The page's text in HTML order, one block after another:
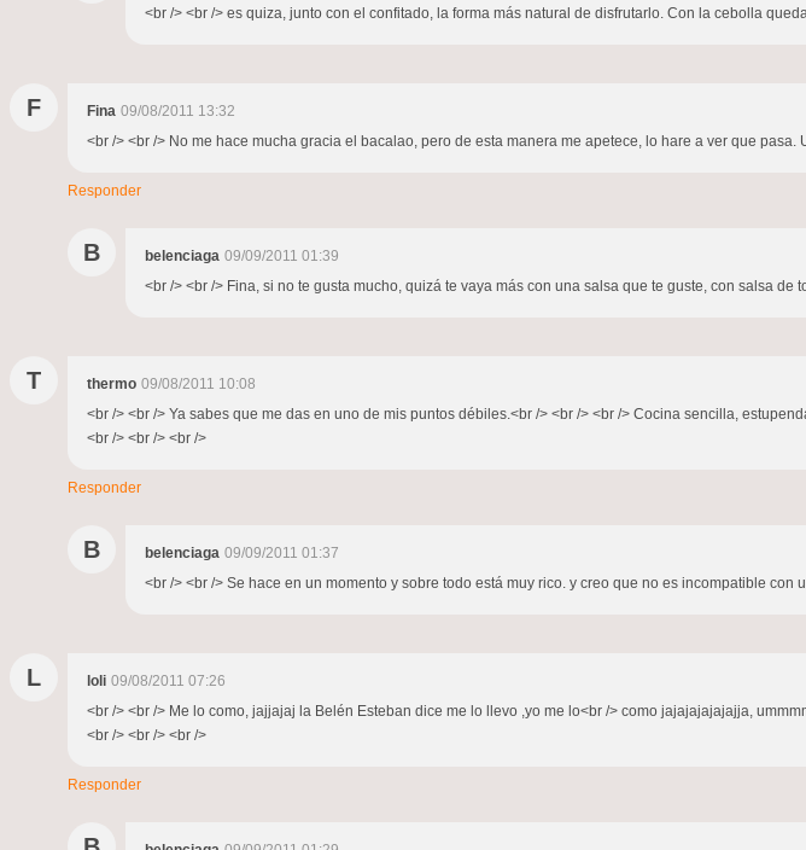
<br /> <br /> es quiza, junto con el confitado, la forma más natural de disfrutarlo. Con la cebolla
F Fina 09/08/2011 13:32
<br /> <br /> No me hace mucha gracia el bacalao, pero de esta manera me apetece, lo hare a ver que pasa.
Responder
B belenciaga 09/09/2011 01:39
<br /> <br /> Fina, si no te gusta mucho, quizá te vaya más con una salsa que te guste, con salsa de
T thermo 09/08/2011 10:08
<br /> <br /> Ya sabes que me das en uno de mis puntos débiles.<br /> <br /> <br /> Cocina sencilla,
<br /> <br /> <br />
Responder
B belenciaga 09/09/2011 01:37
<br /> <br /> Se hace en un momento y sobre todo está muy rico. y creo que no es incompatible con
L loli 09/08/2011 07:26
<br /> <br /> Me lo como, jajjajaj la Belén Esteban dice me lo llevo ,yo me lo<br /> como jajajajajajajja,
<br /> <br /> <br />
Responder